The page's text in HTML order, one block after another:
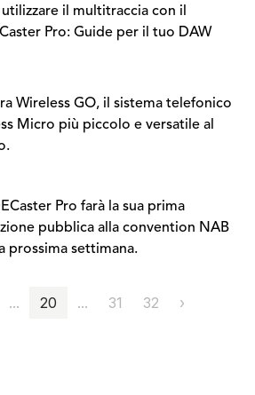
il multitraccia con il
Pro: Guide per il tuo DAW
Wireless GO, il sistema telefonico
Micro più piccolo e versatile al
Pro farà la sua prima
pubblica alla convention NAB
prossima settimana.
... 20 ... 31 32 ›